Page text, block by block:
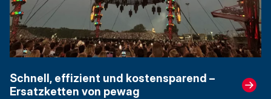
Schnell, effizient und kostensparend –
Ersatzketten von pewag